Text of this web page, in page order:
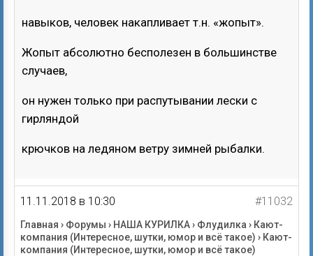
навыков, человек накапливает т.н. «жопыт».
Жопыт абсолютно бесполезен в большинстве
случаев,
он нужен только при распутывании лески с
гирляндой
крючков на ледяном ветру зимней рыбалки.
11.11.2018 в 10:30 #11032
Главная › Форумы › НАША КУРИЛКА› Флудилка › Кают-
компания (Интересное, шутки, юмор и всё такое) › Кают-
компания (Интересное, шутки, юмор и всё такое)